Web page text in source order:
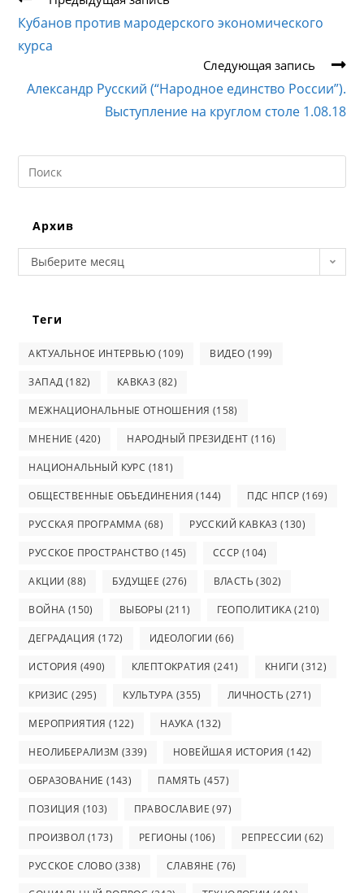
статьи
Кубанов против мародерского экономического
курса
Следующая запись
Александр Русский (“Народное единство России”).
Выступление на круглом столе 1.08.18
Search
this
Архив
Архив
Выберите месяц
Теги
АКТУАЛЬНОЕ ИНТЕРВЬЮ (109) ВИДЕО (199)
ЗАПАД (182) КАВКАЗ (82)
МЕЖНАЦИОНАЛЬНЫЕ ОТНОШЕНИЯ (158)
МНЕНИЕ (420) НАРОДНЫЙ ПРЕЗИДЕНТ (116)
НАЦИОНАЛЬНЫЙ КУРС (181)
ОБЩЕСТВЕННЫЕ ОБЪЕДИНЕНИЯ (144) ПДС НПСР (169)
РУССКАЯ ПРОГРАММА (68) РУССКИЙ КАВКАЗ (130)
РУССКОЕ ПРОСТРАНСТВО (145) СССР (104)
АКЦИИ (88) БУДУЩЕЕ (276) ВЛАСТЬ (302)
ВОЙНА (150) ВЫБОРЫ (211) ГЕОПОЛИТИКА(210)
ДЕГРАДАЦИЯ (172) ИДЕОЛОГИИ (66)
ИСТОРИЯ (490) КЛЕПТОКРАТИЯ (241) КНИГИ (312)
КРИЗИС (295) КУЛЬТУРА (355) ЛИЧНОСТЬ (271)
МЕРОПРИЯТИЯ (122) НАУКА (132)
НЕОЛИБЕРАЛИЗМ (339) НОВЕЙШАЯ ИСТОРИЯ (142)
ОБРАЗОВАНИЕ (143) ПАМЯТЬ (457)
ПОЗИЦИЯ (103) ПРАВОСЛАВИЕ (97)
ПРОИЗВОЛ (173) РЕГИОНЫ (106) РЕПРЕССИИ (62)
РУССКОЕ СЛОВО (338) СЛАВЯНЕ (76)